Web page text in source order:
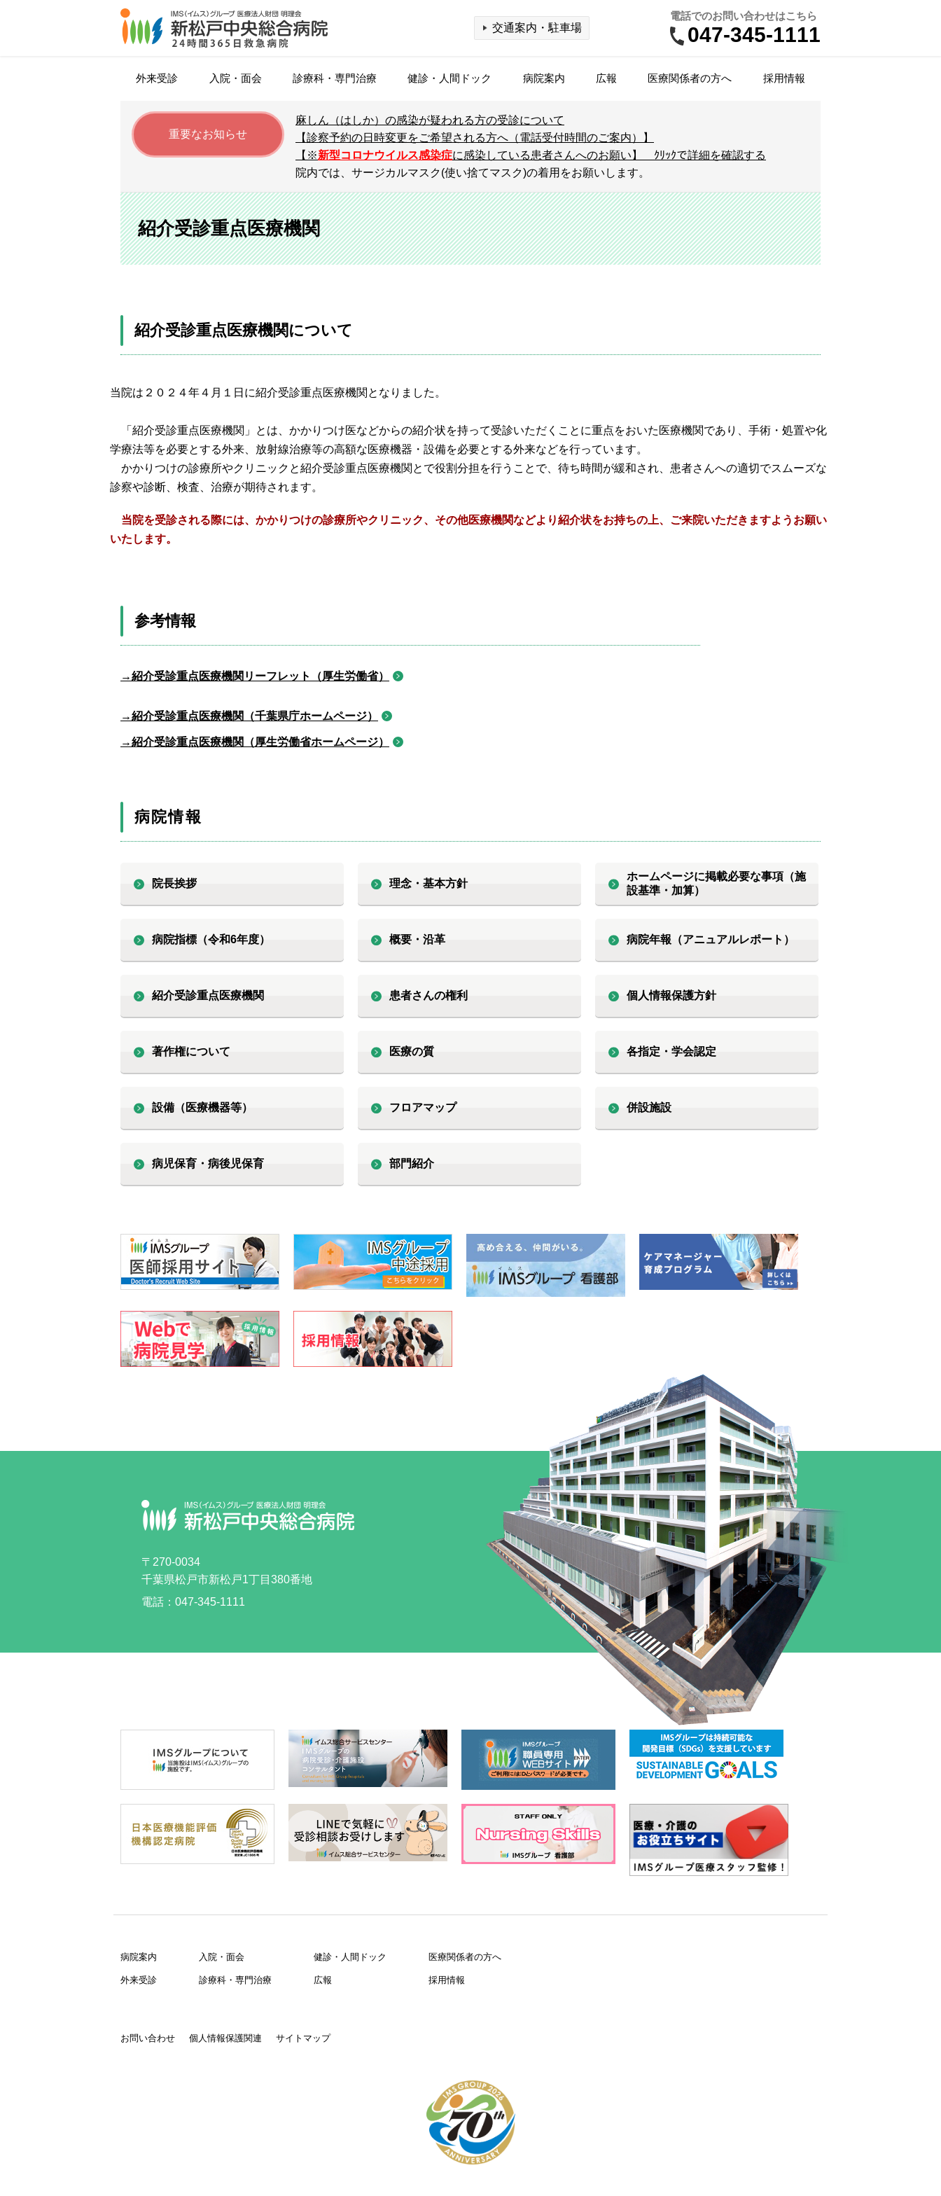
交通案内・駐車場
電話でのお問い合わせはこちら
047-345-1111
外来受診
がん化学療法について 診療科検索 外来受診案内
時間外・休日診療 予防接種 診療情報提供（カルテ開示）
セカンドオピニオン
入院・面会
入院・退院のご案内 個室のご利用 入院医療費とお支払方法
面会・お見舞いの方へ 相談窓口（医療福祉相談室）
診療科・専門治療
内科 腎臓高血圧内科（血液浄化センター） 腫瘍内科
血液内科 脳神経内科 呼吸器内科
循環器内科
消化器・肝臓内科
（消化器病センター）
糖尿病・内分泌代謝内科
外科（消化器病センター） 小児外科 乳腺外科
婦人科
放射線診断科
健診・人間ドック
松戸市特定健康診査
乳幼児健診 企業健診
人間ドック
メンズドック
【前立腺がん検査】
社会保険特定健康診査 がん検診（FDG-PET/CT） 乳腺ドック
肺がんドック 脳ドック 健診・予防接種のお問い合わせ
病院案内
院長挨拶 理念・基本方針
ホームページに掲載必要な事項（施設
基準・加算）
概要・沿革 病院年報（アニュアルレポート）
紹介受診重点医療機関 患者さんの権利 個人情報保護方針
著作権について 医療の質 各指定・学会認定
広報
広報誌 公開医療講座 集団栄養指導・健康教室
糖尿病患者会（ユーカリ友の会） 出張公開講座 SNS公式アカウント
医療関係者の方へ
外来担当医表 医療連携機関一覧 FDG-PET/CT検査
アミロイドPET/CT検査 ご紹介の流れ 設備（医療機器等）
トレーシングレポート 登録レジメン一覧
採用情報
医師 看護部 診療看護師（NP）
薬剤部 放射線科 認定医学物理士
リハビリテーション科 栄養科 臨床工学科
ソーシャルワーカー 事務職 その他職種
初期臨床研修 専攻医（後期臨床研修） 付属施設
重要なお知らせ
麻しん（はしか）の感染が疑われる方の受診について
【診察予約の日時変更をご希望される方へ（電話受付時間のご案内）】
【※新型コロナウイルス感染症に感染している患者さんへのお願い】 ｸﾘｯｸで詳細を確認する
院内では、サージカルマスク(使い捨てマスク)の着用をお願いします。
紹介受診重点医療機関
紹介受診重点医療機関について
当院は２０２４年４月１日に紹介受診重点医療機関となりました。
「紹介受診重点医療機関」とは、かかりつけ医などからの紹介状を持って受診いただくことに重点をおいた医療機関であり、手術・処置や化
学療法等を必要とする外来、放射線治療等の高額な医療機器・設備を必要とする外来などを行っています。
かかりつけの診療所やクリニックと紹介受診重点医療機関とで役割分担を行うことで、待ち時間が緩和され、患者さんへの適切でスムーズな
診察や診断、検査、治療が期待されます。
当院を受診される際には、かかりつけの診療所やクリニック、その他医療機関などより紹介状をお持ちの上、ご来院いただきますようお願い
いたします。
参考情報
→紹介受診重点医療機関リーフレット（厚生労働省）
→紹介受診重点医療機関（千葉県庁ホームページ）
→紹介受診重点医療機関（厚生労働省ホームページ）
病院情報
院長挨拶 理念・基本方針
ホームページに掲載必要な事項（施
設基準・加算）
病院指標（令和6年度） 概要・沿革 病院年報（アニュアルレポート）
紹介受診重点医療機関 患者さんの権利 個人情報保護方針
著作権について 医療の質 各指定・学会認定
設備（医療機器等） フロアマップ 併設施設
病児保育・病後児保育 部門紹介
〒270-0034
千葉県松戸市新松戸1丁目380番地
電話：047-345-1111
病院案内
外来受診
入院・面会
診療科・専門治療
健診・人間ドック
広報
医療関係者の方へ
採用情報
お問い合わせ 個人情報保護関連 サイトマップ